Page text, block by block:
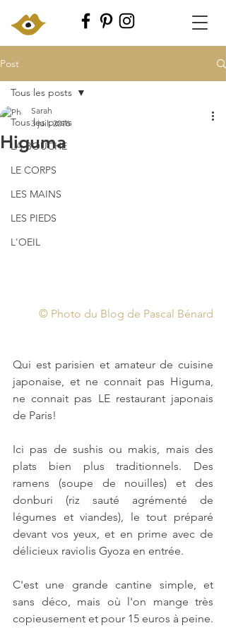
Post
Tous les posts
LA BOUCHE
LE CORPS
LES MAINS
LES PIEDS
L'OEIL
Tous les posts
Higuma
Sarah
3 juil. 2016
© Photo du Blog de Pascal Bénard
Qui est parisien et amateur de cuisine
japonaise, et ne connait pas Higuma,
ne connait pas LE restaurant japonais
de Paris!
Ici pas de sushis ou makis, mais des
plats bien plus traditionnels. Des
ramens (soupe de nouilles) et des
donburi (riz sauté agrémenté de
légumes et viandes), le tout préparé
devant vos yeux, et en prime avec de
délicieux raviolis Gyoza en entrée.
C'est une grande cantine simple, et
sans déco, mais où l'on mange très
copieusement et pour 15 euros à peine.